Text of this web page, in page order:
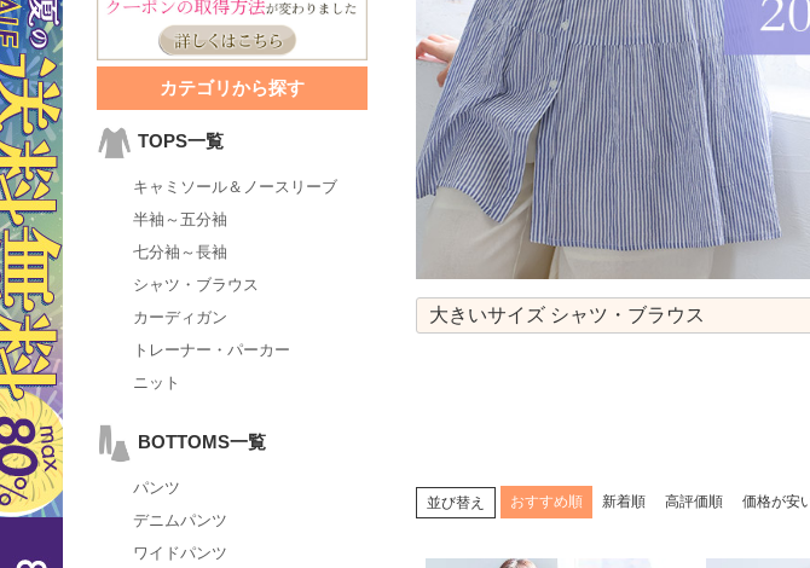
カテゴリから探す
TOPS一覧
キャミソール＆ノースリーブ
半袖～五分袖
七分袖～長袖
シャツ・ブラウス
カーディガン
トレーナー・パーカー
ニット
BOTTOMS一覧
パンツ
デニムパンツ
ワイドパンツ
大きいサイズ シャツ・ブラウス
並び替え おすすめ順 新着順 高評価順 価格が安